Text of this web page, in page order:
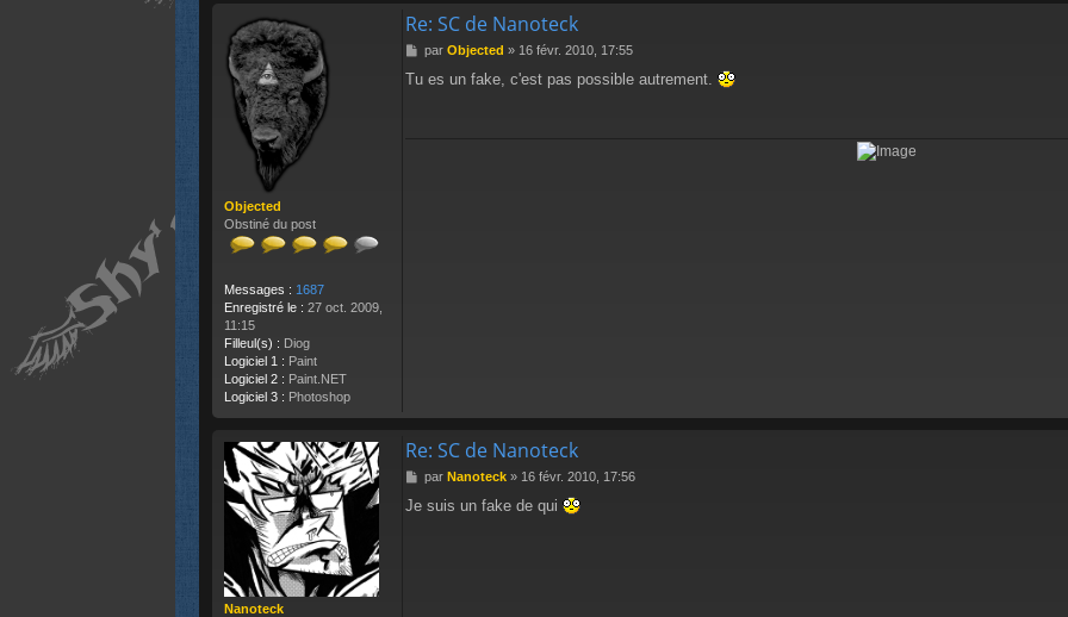
Objected
Obstiné du post
Messages : 1687
Enregistré le : 27 oct. 2009,
11:15
Filleul(s) : Diog
Logiciel 1 : Paint
Logiciel 2 : Paint.NET
Logiciel 3 : Photoshop
Re: SC de Nanoteck
M
s
par Objected » 16 févr. 2010, 17:55
Tu es un fake, c'est pas possible autrement.
Nanoteck
Re: SC de Nanoteck
M
s
par Nanoteck» 16 févr. 2010, 17:56
Je suis un fake de qui